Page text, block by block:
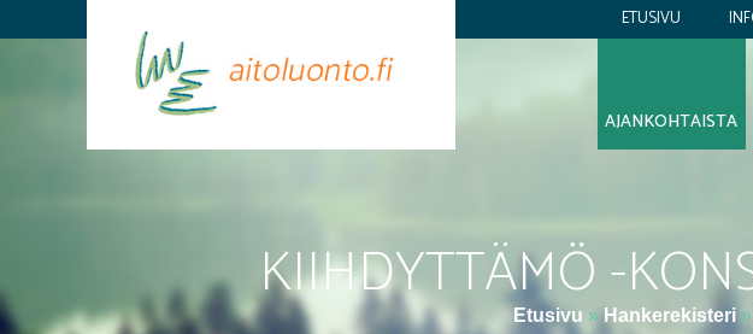
ETUSIVU
KIIHDYTTÄMÖ -
Etusivu » Hankerekisteri »
AJANKOHTAISTA